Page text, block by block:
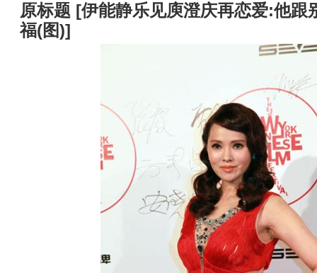
原标题 [伊能静乐见庾澄庆再恋爱:他跟
福(图)]